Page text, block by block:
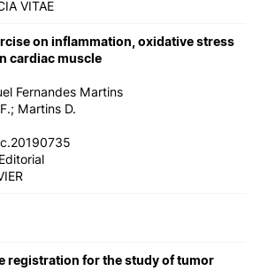
VITAE
on inflammation, oxidative stress
cardiac muscle
Fernandes Martins
Martins D.
registration for the study of tumor